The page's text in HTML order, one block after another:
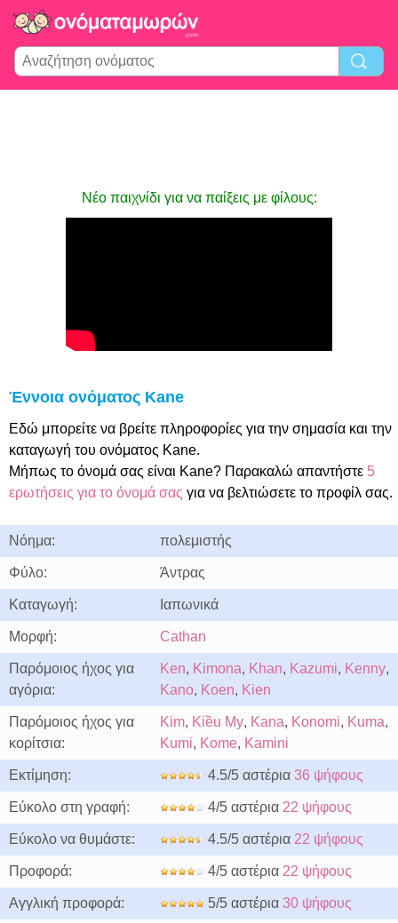
Νέο παιχνίδι για να παίξεις με φίλους:
Έννοια ονόματος Kane
Εδώ μπορείτε να βρείτε πληροφορίες για την σημασία και την
καταγωγή του ονόματος Kane.
Μήπως το όνομά σας είναι Kane? Παρακαλώ απαντήστε 5
ερωτήσεις για το όνομά σας για να βελτιώσετε το προφίλ σας.
Νόημα: πολεμιστής
Φύλο: Άντρας
Καταγωγή: Ιαπωνικά
Μορφή: Cathan
Παρόμοιος ήχος για
αγόρια:
Ken, Kimona, Khan, Kazumi, Kenny,
Kano, Koen, Kien
Παρόμοιος ήχος για
κορίτσια:
Kim, Kiều My, Kana, Konomi, Kuma,
Kumi, Kome, Kamini
Εκτίμηση: 4.5/5 αστέρια 36 ψήφους
Εύκολο στη γραφή: 4/5 αστέρια 22 ψήφους
Εύκολο να θυμάστε: 4.5/5 αστέρια 22 ψήφους
Προφορά: 4/5 αστέρια 22 ψήφους
Αγγλική προφορά: 5/5 αστέρια 30 ψήφους